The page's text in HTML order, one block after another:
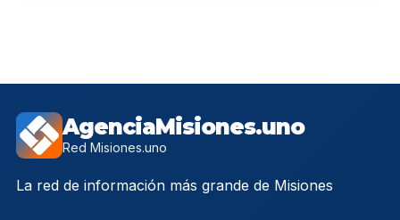
AgenciaMisiones.uno
Red Misiones.uno
La red de información más grande de Misiones